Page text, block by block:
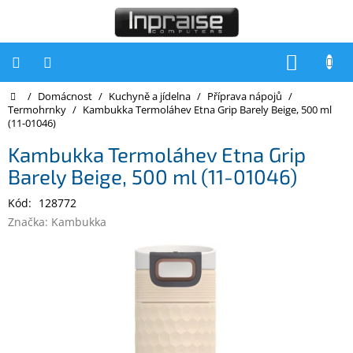
Počítače
Počítače
Notebooky
Tiskárny
Domů
/ Domácnost / Kuchyně a jídelna / Příprava nápojů /
Termohrnky / Kambukka Termoláhev Etna Grip Barely Beige, 500 ml
(11-01046)
Kambukka Termoláhev Etna Grip
Barely Beige, 500 ml (11-01046)
Kód: 128772
Značka: Kambukka